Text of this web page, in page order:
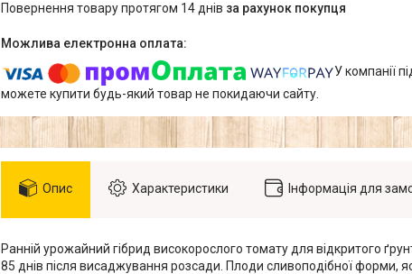
повернення товару протягом 14 днів за рахунок покупця
У компанії
можете купити будь-який товар не покидаючи сайту.
Опис Характеристики Інформація для
Ранній урожайний гібрид високорослого томату для відкритого
85 днів після висаджування розсади. Плоди сливоподібної форми,